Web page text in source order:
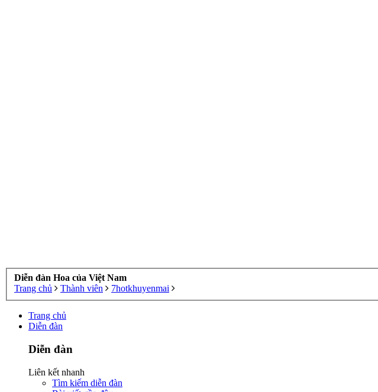
Diễn đàn Hoa của Việt Nam
Trang chủ
Thành viên 7hotkhuyenmai
Trang chủ
Diễn đàn
Diễn đàn
Liên kết nhanh
Tìm kiếm diễn đàn